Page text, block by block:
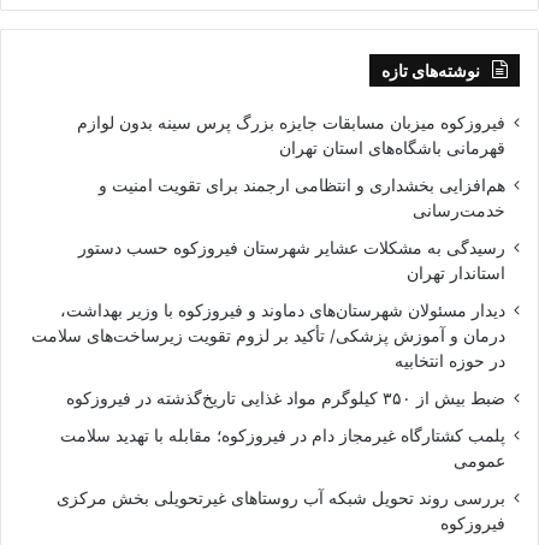
نوشته‌های تازه
فیروزکوه میزبان مسابقات جایزه بزرگ پرس سینه بدون لوازم
قهرمانی باشگاه‌های استان تهران
هم‌افزایی بخشداری و انتظامی ارجمند برای تقویت امنیت و
خدمت‌رسانی
رسیدگی به مشکلات عشایر شهرستان فیروزکوه حسب دستور
استاندار تهران
دیدار مسئولان شهرستان‌های دماوند و فیروزکوه با وزیر بهداشت،
درمان و آموزش پزشکی/ تأکید بر لزوم تقویت زیرساخت‌های سلامت
در حوزه انتخابیه
ضبط بیش از ۳۵۰ کیلوگرم مواد غذایی تاریخ‌گذشته در فیروزکوه
پلمب کشتارگاه غیرمجاز دام در فیروزکوه؛ مقابله با تهدید سلامت
عمومی
بررسی روند تحویل شبکه آب روستاهای غیرتحویلی بخش مرکزی
فیروزکوه